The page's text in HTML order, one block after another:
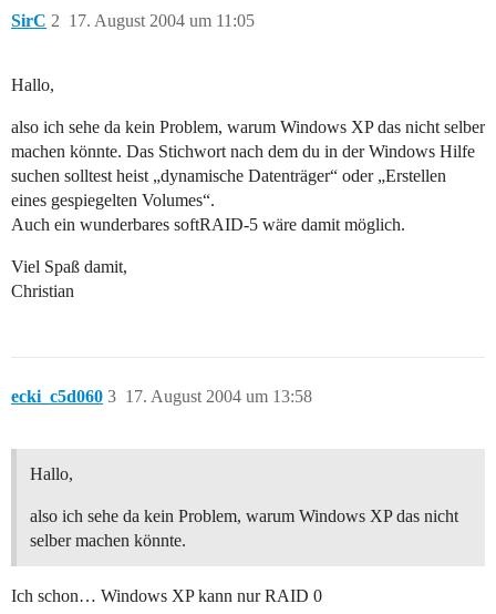
SirC 17. August 2004 um 11:05
2
Hallo,
also ich sehe da kein Problem, warum Windows XP das nicht selber
machen könnte. Das Stichwort nach dem du in der Windows Hilfe
suchen solltest heist „dynamische Datenträger“ oder „Erstellen
eines gespiegelten Volumes“.
Auch ein wunderbares softRAID-5 wäre damit möglich.
Viel Spaß damit,
Christian
ecki_c5d060 17. August 2004 um 13:58
3
Hallo,
also ich sehe da kein Problem, warum Windows XP das nicht
selber machen könnte.
Ich schon… Windows XP kann nur RAID 0